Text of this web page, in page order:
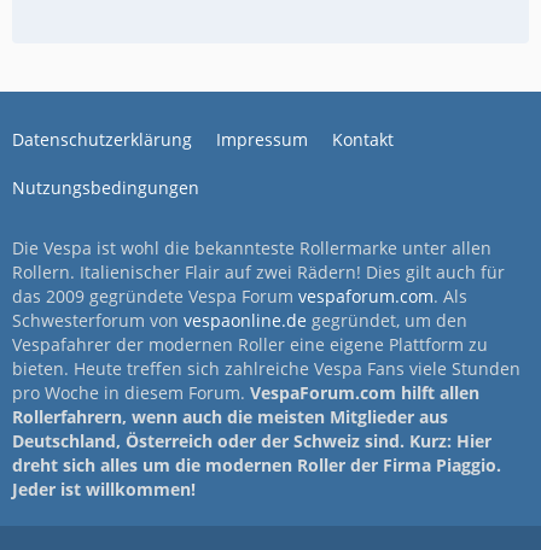
Datenschutzerklärung Impressum Kontakt
Nutzungsbedingungen
Die Vespa ist wohl die bekannteste Rollermarke unter allen
Rollern. Italienischer Flair auf zwei Rädern! Dies gilt auch für
das 2009 gegründete Vespa Forum vespaforum.com. Als
Schwesterforum von vespaonline.de gegründet, um den
Vespafahrer der modernen Roller eine eigene Plattform zu
bieten. Heute treffen sich zahlreiche Vespa Fans viele Stunden
pro Woche in diesem Forum. VespaForum.com hilft allen
Rollerfahrern, wenn auch die meisten Mitglieder aus
Deutschland, Österreich oder der Schweiz sind. Kurz: Hier
dreht sich alles um die modernen Roller der Firma Piaggio.
Jeder ist willkommen!